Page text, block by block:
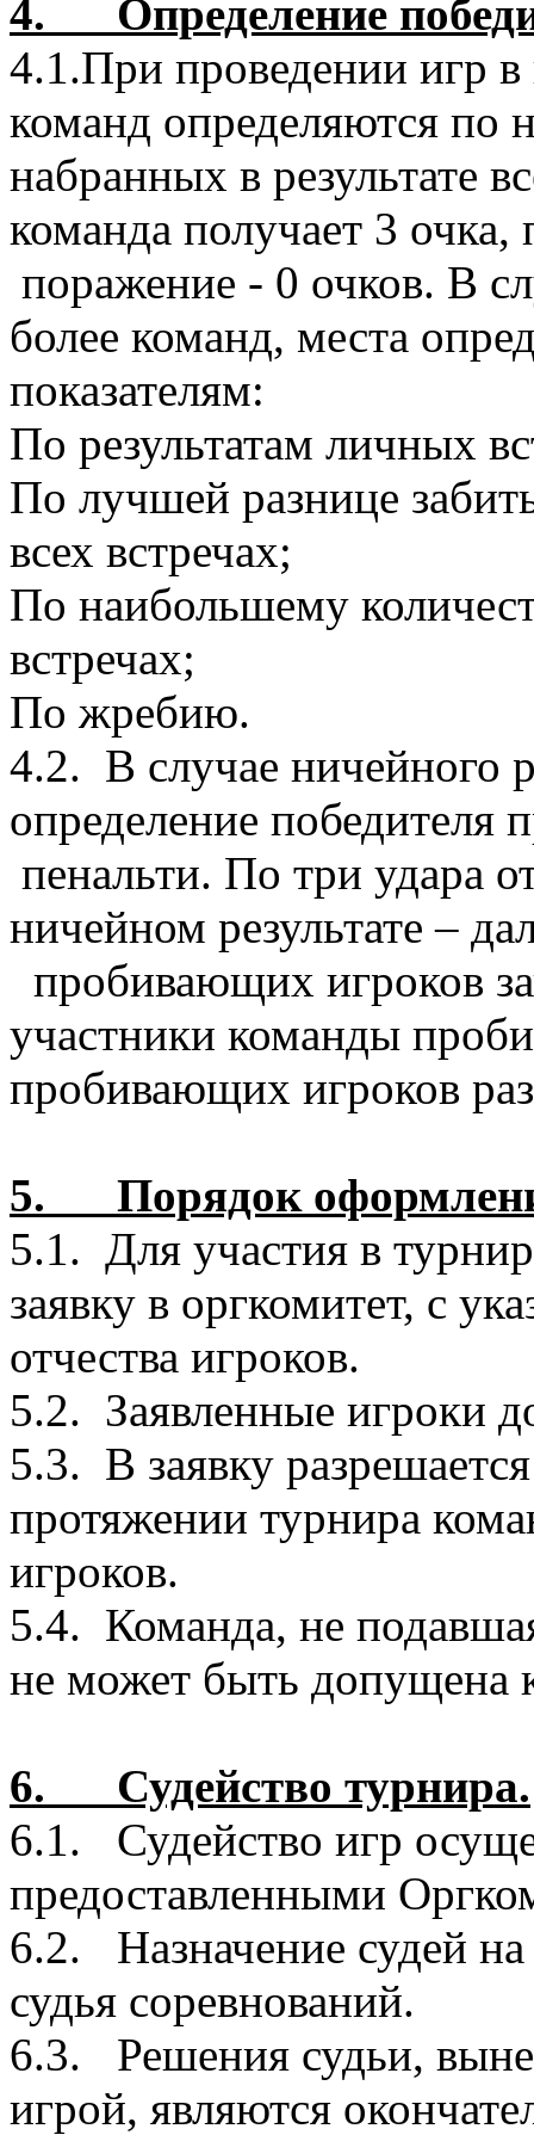
4. Определение
4.1.При проведении игр
команд определяются по
набранных в результате
команда получает 3
поражение - 0 очков. В
более команд, места
показателям:
По результатам личных
По лучшей разнице
всех встречах;
По наибольшему
встречах;
По жребию.
4.2. В случае ничейного
определение победителя
пенальти. По три удара
ничейном результате –
пробивающих игроков
участники команды
пробивающих игроков
5. Порядок
5.1. Для участия в
заявку в оргкомитет, с
отчества игроков.
5.2. Заявленные игроки
5.3. В заявку
протяжении турнира
игроков.
5.4. Команда, не
не может быть допущена
6. Судейство турнира.
6.1. Судейство игр
предоставленными
6.2. Назначение судей
судья соревнований.
6.3. Решения судьи,
игрой, являются